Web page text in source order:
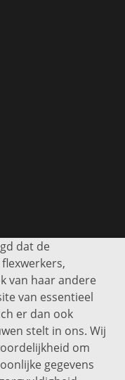
dat de
van haar andere
van essentieel
er dan ook
stelt in ons. Wij
om
gegevens